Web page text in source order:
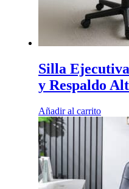
Silla
y Respaldo
Añadir al carrito